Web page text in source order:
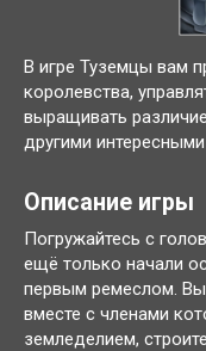
В игре Туземцы вам
королевства,
выращивать
другими
Описание игры
Погружайтесь с
ещё только начали
первым ремеслом.
вместе с членами
земледелием,